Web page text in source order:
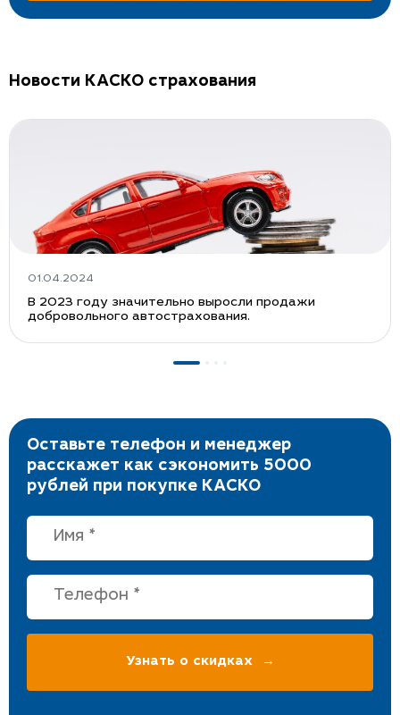
Новости КАСКО страхования
01.04.2024
В 2023 году значительно выросли продажи
добровольного автострахования.
Оставьте телефон и менеджер
расскажет как сэкономить 5000
рублей при покупке КАСКО